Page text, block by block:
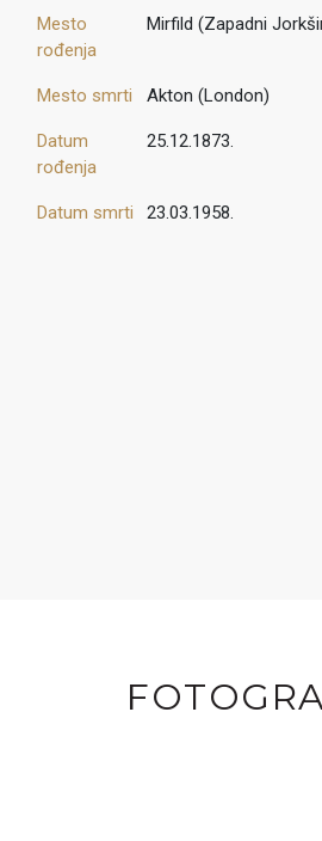
Mesto
rođenja
Mirfild (Zapadni
Mesto smrti Akton (London)
Datum
rođenja
25.12.1873.
Datum smrti 23.03.1958.